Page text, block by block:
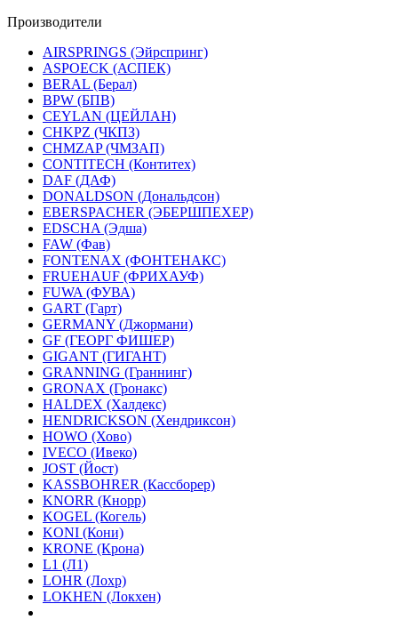
Производители
AIRSPRINGS (Эйрспринг)
ASPOECK (АСПЕК)
BERAL (Берал)
BPW (БПВ)
CEYLAN (ЦЕЙЛАН)
CHKPZ (ЧКПЗ)
CHMZAP (ЧМЗАП)
CONTITECH (Контитех)
DAF (ДАФ)
DONALDSON (Дональдсон)
EBERSPACHER (ЭБЕРШПЕХЕР)
EDSCHA (Эдша)
FAW (Фав)
FONTENAX (ФОНТЕНАКС)
FRUEHAUF (ФРИХАУФ)
FUWA (ФУВА)
GART (Гарт)
GERMANY (Джормани)
GF (ГЕОРГ ФИШЕР)
GIGANT (ГИГАНТ)
GRANNING (Граннинг)
GRONAX (Гронакс)
HALDEX (Халдекс)
HENDRICKSON (Хендриксон)
HOWO (Хово)
IVECO (Ивеко)
JOST (Йост)
KASSBOHRER (Касcборер)
KNORR (Кнорр)
KOGEL (Когель)
KONI (Кони)
KRONE (Крона)
L1 (Л1)
LOHR (Лохр)
LOKHEN (Локхен)